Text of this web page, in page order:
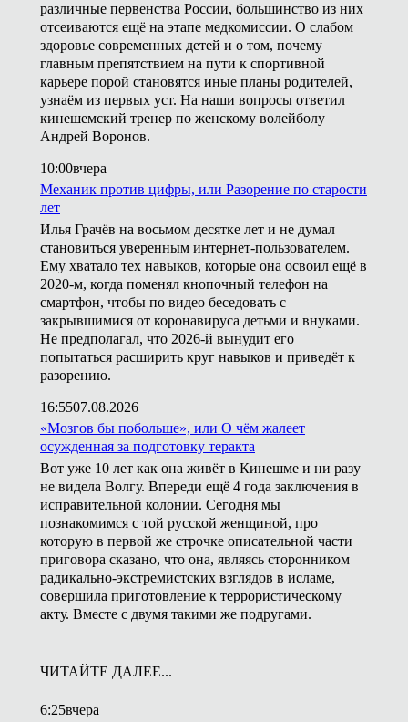
различные первенства России, большинство из них
отсеиваются ещё на этапе медкомиссии. О слабом
здоровье современных детей и о том, почему
главным препятствием на пути к спортивной
карьере порой становятся иные планы родителей,
узнаём из первых уст. На наши вопросы ответил
кинешемский тренер по женскому волейболу
Андрей Воронов.
10:00вчера
Механик против цифры, или Разорение по старости
лет
Илья Грачёв на восьмом десятке лет и не думал
становиться уверенным интернет-пользователем.
Ему хватало тех навыков, которые она освоил ещё в
2020-м, когда поменял кнопочный телефон на
смартфон, чтобы по видео беседовать с
закрывшимися от коронавируса детьми и внуками.
Не предполагал, что 2026-й вынудит его
попытаться расширить круг навыков и приведёт к
разорению.
16:5507.08.2026
«Мозгов бы побольше», или О чём жалеет
осужденная за подготовку теракта
Вот уже 10 лет как она живёт в Кинешме и ни разу
не видела Волгу. Впереди ещё 4 года заключения в
исправительной колонии. Сегодня мы
познакомимся с той русской женщиной, про
которую в первой же строчке описательной части
приговора сказано, что она, являясь сторонником
радикально-экстремистских взглядов в исламе,
совершила приготовление к террористическому
акту. Вместе с двумя такими же подругами.
ЧИТАЙТЕ ДАЛЕЕ...
6:25вчера